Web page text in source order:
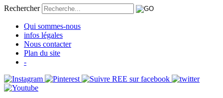
Rechercher
Qui sommes-nous
infos légales
Nous contacter
Plan du site
-